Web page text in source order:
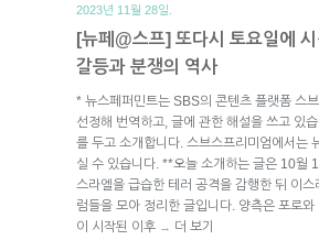
2023년 11월 28일.
[뉴페@스프] 또다시 토요일에
갈등과 분쟁의 역사
* 뉴스페퍼민트는 SBS의 콘텐츠 플랫폼 스
선정해 번역하고, 글에 관한 해설을 쓰고 있
를 두고 소개합니다. 스브스프리미엄에서는
실 수 있습니다. **오늘 소개하는 글은 10월
스라엘을 급습한 테러 공격을 감행한 뒤 이
럼들을 모아 정리한 글입니다. 양측은 포로
이 시작된 이후 → 더 보기